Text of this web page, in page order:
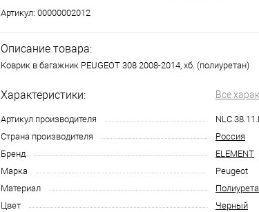
Артикул: 00000002012
Описание товара:
Коврик в багажник PEUGEOT 308 2008-2014, хб. (полиуретан)
Характеристики: Все
Артикул производителя
Страна производителя
Россия
Бренд
ELEMENT
Марка
Peugeot
Материал
Цвет
Черный